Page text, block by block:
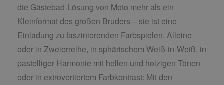
die Gästebad-Lösung von Moto mehr als ein
Kleinformat des großen Bruders – sie ist eine
Einladung zu faszinierenden Farbspielen. Alleine
oder in Zweierreihe, in sphärischem Weiß-in-Weiß, in
pastelliger Harmonie mit hellen und holzigen Tönen
oder in extrovertiertem Farbkontrast: Mit den